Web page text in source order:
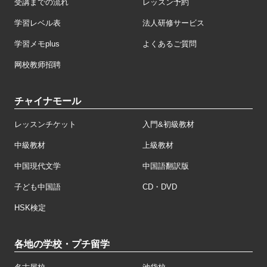
受講までの流れ レッスン予約
学習レベル表 法人研修サービス
学習メモplus よくあるご質問
网校教师招聘
チャイナモール
レッスンチケット 入門&初級教材
中級教材 上級教材
中国現代文学 中国語翻訳版
子ども中国語 CD・DVD
HSK検定
各地の学校・プチ留学